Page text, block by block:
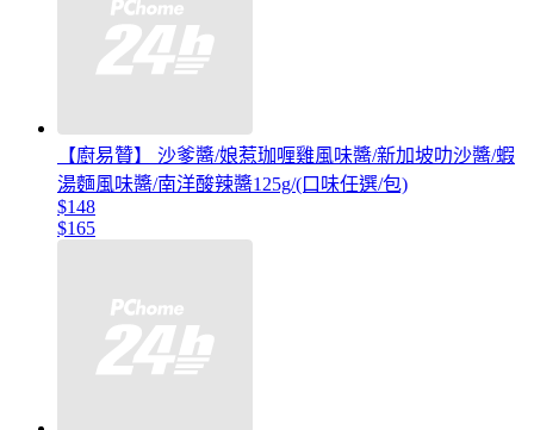
【廚易贊】 沙爹醬/娘惹珈喱雞風味醬/新加坡叻沙醬/蝦
湯麵風味醬/南洋酸辣醬125g/(口味任選/包)
$148
$165